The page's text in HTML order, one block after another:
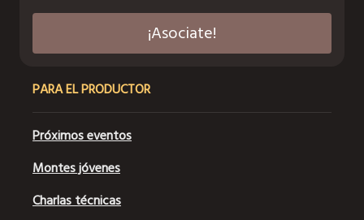
¡Asociate!
PARA EL PRODUCTOR
Próximos eventos
Montes jóvenes
Charlas técnicas